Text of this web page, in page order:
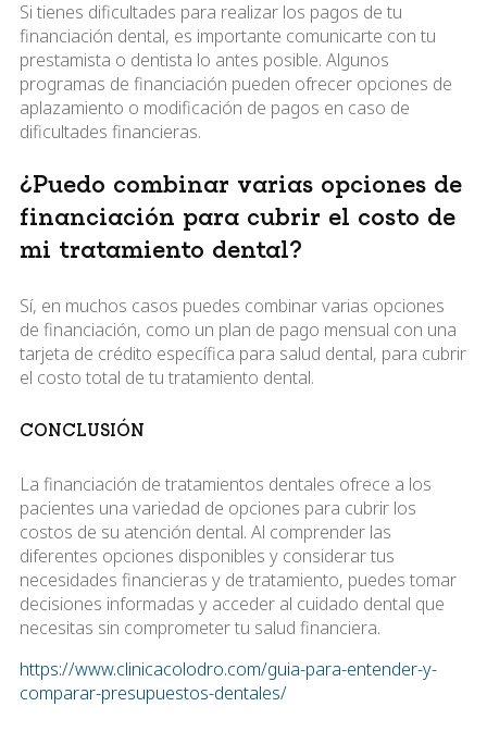
Si tienes dificultades para realizar los pagos de tu
financiación dental, es importante comunicarte con tu
prestamista o dentista lo antes posible. Algunos
programas de financiación pueden ofrecer opciones de
aplazamiento o modificación de pagos en caso de
dificultades financieras.
¿Puedo combinar varias opciones de
financiación para cubrir el costo de
mi tratamiento dental?
Sí, en muchos casos puedes combinar varias opciones
de financiación, como un plan de pago mensual con una
tarjeta de crédito específica para salud dental, para cubrir
el costo total de tu tratamiento dental.
CONCLUSIÓN
La financiación de tratamientos dentales ofrece a los
pacientes una variedad de opciones para cubrir los
costos de su atención dental. Al comprender las
diferentes opciones disponibles y considerar tus
necesidades financieras y de tratamiento, puedes tomar
decisiones informadas y acceder al cuidado dental que
necesitas sin comprometer tu salud financiera.
https://www.clinicacolodro.com/guia-para-entender-y-
comparar-presupuestos-dentales/